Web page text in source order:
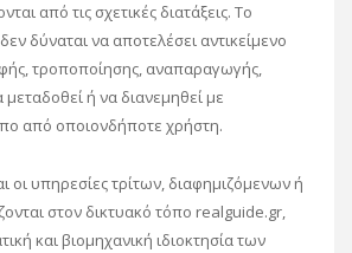
από τις σχετικές διατάξεις. Το
δύναται να αποτελέσει αντικείμενο
τροποποίησης, αναπαραγωγής,
ή να διανεμηθεί με
από οποιονδήποτε χρήστη.
οι υπηρεσίες τρίτων, διαφημιζόμενων ή
στον δικτυακό τόπο realguide.gr,
και βιομηχανική ιδιοκτησία των